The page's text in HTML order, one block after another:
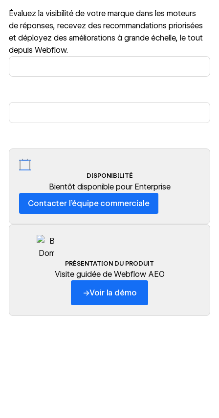
Évaluez la visibilité de votre marque dans les moteurs
de réponses, recevez des recommandations priorisées
et déployez des améliorations à grande échelle, le tout
depuis Webflow.
DISPONIBILITÉ
Bientôt disponible pour Enterprise
Contacter l’équipe commerciale
Contacter l’équipe commerciale
PRÉSENTATION DU PRODUIT
Visite guidée de Webflow AEO
→Voir la démo